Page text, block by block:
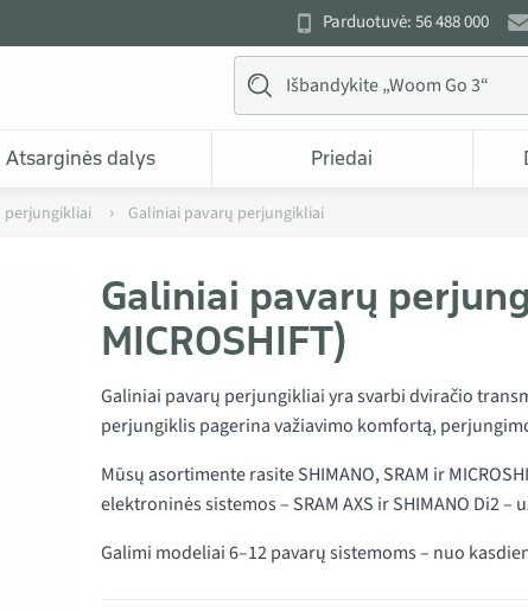
Parduotuvė: 56 488 000
Atsarginės dalys Priedai
perjungikliai Galiniai pavarų perjungikliai
Galiniai pavarų
MICROSHIFT)
Galiniai pavarų perjungikliai yra svarbi dviračio
perjungiklis pagerina važiavimo komfortą,
Mūsų asortimente rasite SHIMANO, SRAM ir
elektroninės sistemos – SRAM AXS ir SHIMANO
Galimi modeliai 6–12 pavarų sistemoms – nuo